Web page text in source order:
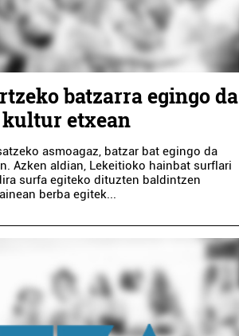
batzarra egingo da
etxean
asmoagaz, batzar bat egingo da
Azken aldian, Lekeitioko hainbat surflari
surfa egiteko dituzten baldintzen
berba egitek...